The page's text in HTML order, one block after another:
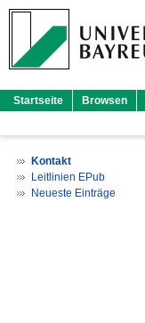
Startseite Browsen
Kontakt
Leitlinien EPub
Neueste Einträge